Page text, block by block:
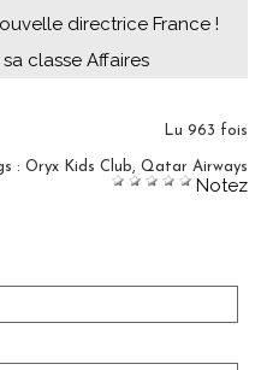
directrice France !
classe Affaires
Lu 963 fois
: Oryx Kids Club Qatar Airways
Notez